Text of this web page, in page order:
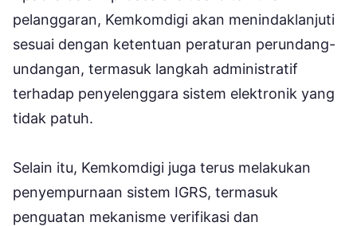
pelanggaran, Kemkomdigi akan menindaklanjuti
sesuai dengan ketentuan peraturan perundang-
undangan, termasuk langkah administratif
terhadap penyelenggara sistem elektronik yang
tidak patuh.
Selain itu, Kemkomdigi juga terus melakukan
penyempurnaan sistem IGRS, termasuk
penguatan mekanisme verifikasi dan